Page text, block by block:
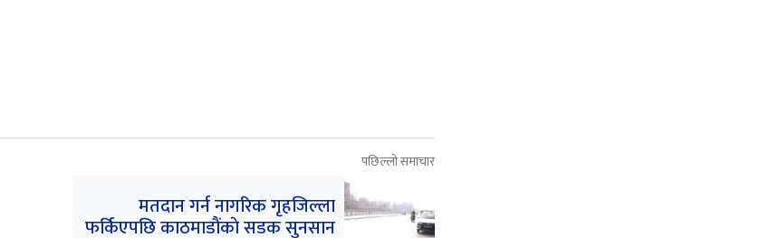
पछिल्लो समाचार
मतदान गर्न नागरिक गृहजिल्ला
फर्किएपछि काठमाडाैंकाे सडक सुनसान